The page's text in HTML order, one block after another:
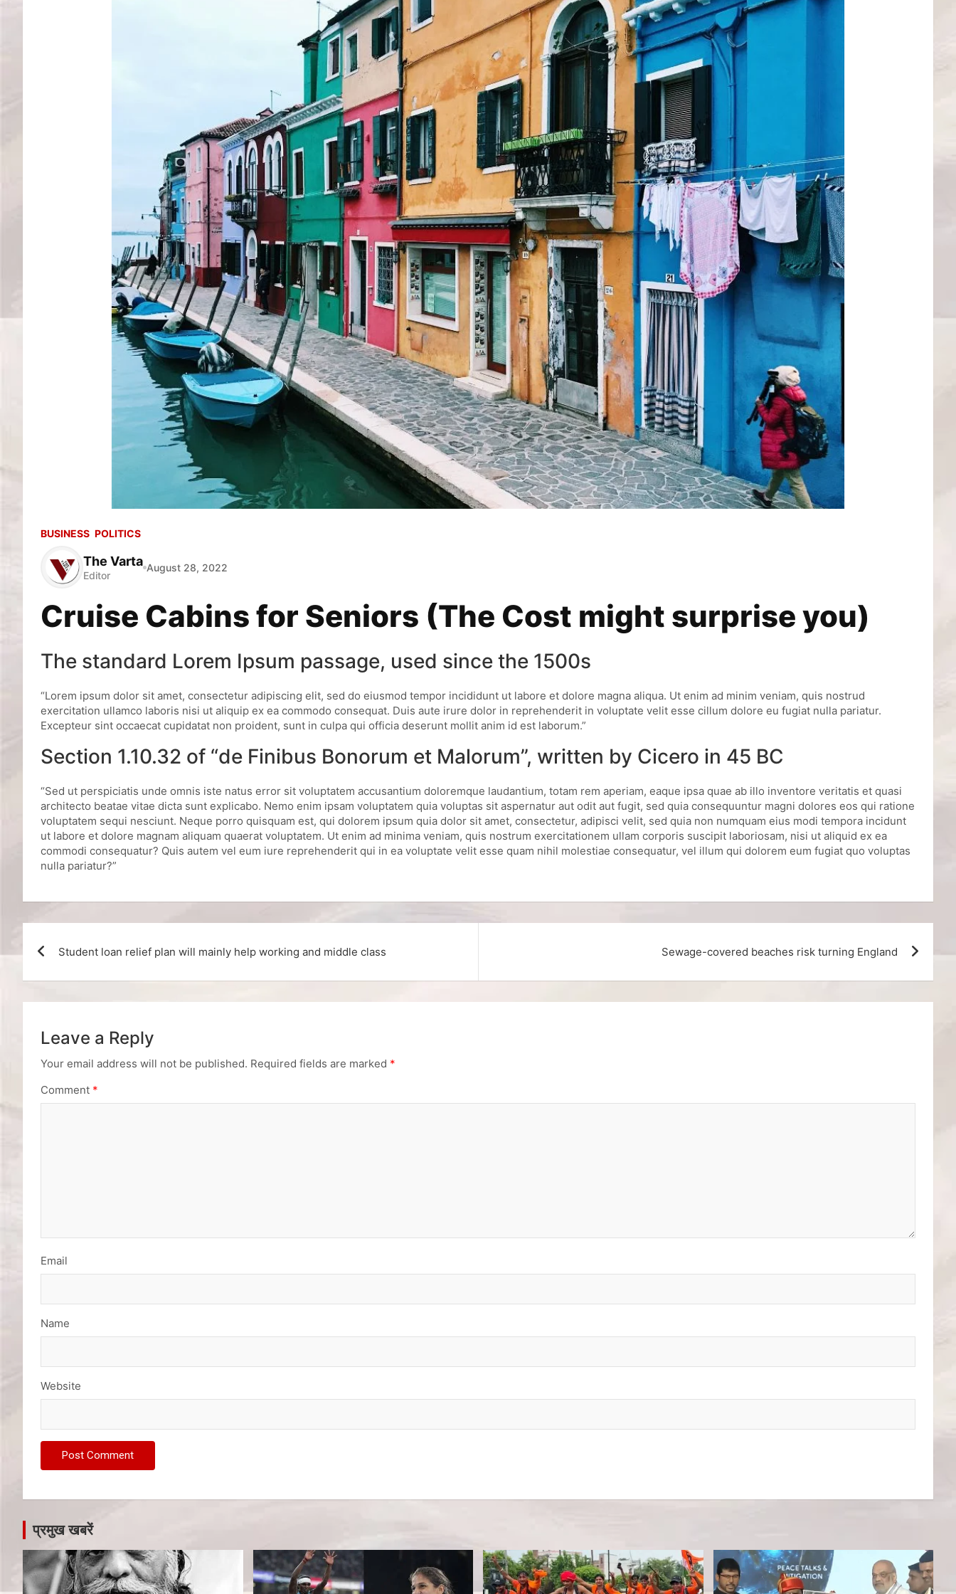
BUSINESS POLITICS
The Varta
Editor
August 28, 2022
Cruise Cabins for Seniors (The Cost might surprise you)
The standard Lorem Ipsum passage, used since the 1500s
“Lorem ipsum dolor sit amet, consectetur adipiscing elit, sed do eiusmod tempor incididunt ut labore et dolore magna aliqua. Ut enim ad minim veniam, quis nostrud
exercitation ullamco laboris nisi ut aliquip ex ea commodo consequat. Duis aute irure dolor in reprehenderit in voluptate velit esse cillum dolore eu fugiat nulla pariatur.
Excepteur sint occaecat cupidatat non proident, sunt in culpa qui officia deserunt mollit anim id est laborum.”
Section 1.10.32 of “de Finibus Bonorum et Malorum”, written by Cicero in 45 BC
“Sed ut perspiciatis unde omnis iste natus error sit voluptatem accusantium doloremque laudantium, totam rem aperiam, eaque ipsa quae ab illo inventore veritatis et quasi
architecto beatae vitae dicta sunt explicabo. Nemo enim ipsam voluptatem quia voluptas sit aspernatur aut odit aut fugit, sed quia consequuntur magni dolores eos qui ratione
voluptatem sequi nesciunt. Neque porro quisquam est, qui dolorem ipsum quia dolor sit amet, consectetur, adipisci velit, sed quia non numquam eius modi tempora incidunt
ut labore et dolore magnam aliquam quaerat voluptatem. Ut enim ad minima veniam, quis nostrum exercitationem ullam corporis suscipit laboriosam, nisi ut aliquid ex ea
commodi consequatur? Quis autem vel eum iure reprehenderit qui in ea voluptate velit esse quam nihil molestiae consequatur, vel illum qui dolorem eum fugiat quo voluptas
nulla pariatur?”
Student loan relief plan will mainly help working and middle class Sewage-covered beaches risk turning England
Leave a Reply
Your email address will not be published. Required fields are marked *
Comment *
Email
Name
Website
प्रमुख खबरें